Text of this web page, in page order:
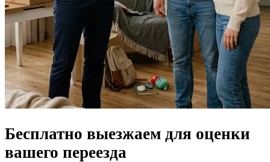
Бесплатно выезжаем для оценки
вашего переезда